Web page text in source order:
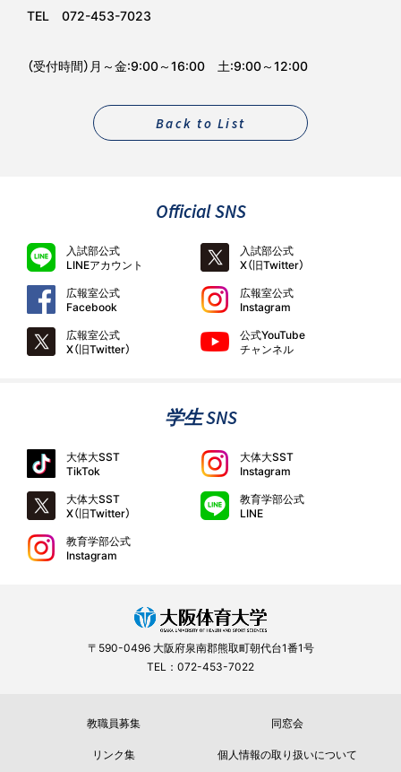
TEL 072-453-7023
（受付時間）月～金:9:00～16:00 土:9:00～12:00
Back to List
Official SNS
入試部公式
LINEアカウント
入試部公式
X（旧Twitter）
広報室公式
Facebook
広報室公式
Instagram
広報室公式
X（旧Twitter）
公式YouTube
チャンネル
学生 SNS
大体大SST
TikTok
大体大SST
Instagram
大体大SST
X（旧Twitter）
教育学部公式
LINE
教育学部公式
Instagram
〒590-0496 大阪府泉南郡熊取町朝代台1番1号
TEL：072-453-7022
教職員募集
同窓会
リンク集
個人情報の取り扱いについて